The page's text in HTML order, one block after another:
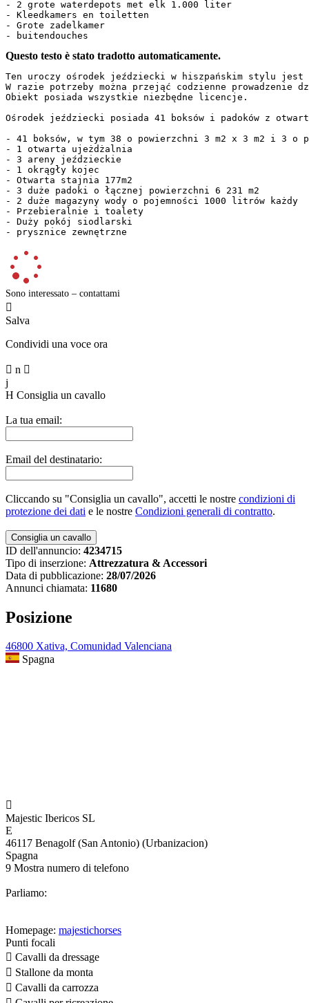
- 2 grote waterdepots met elk 1.000 liter
- Kleedkamers en toiletten
- Grote zadelkamer
- buitendouches
Questo testo è stato tradotto automaticamente.
Ten uroczy ośrodek jeździecki w hiszpańskim stylu
W razie potrzeby można przejąć codzienne
Obiekt posiada wszystkie niezbędne licencje.
Ośrodek jeździecki posiada 41 boksów i padoków z
- 41 boksów, w tym 38 o powierzchni 3 m2 x 3 m2 i 3 o
- 1 otwarta ujeżdżalnia
- 3 areny jeździeckie
- 1 okrągły kojec
- Otwarta stajnia 177m2
- 3 duże padoki o łącznej powierzchni 6 231 m2
- 2 duże magazyny wody o pojemności 1000 litrów każdy
- Przebieralnie i toalety
- Duży pokój siodlarski
- prysznice zewnętrzne
Sono interessato – contattami

Salva
Condividi una voce ora
 n 
j
H Consiglia un cavallo
La tua email:
Email del destinatario:
Cliccando su "Consiglia un cavallo", accetti le nostre condizioni di
protezione dei dati e le nostre Condizioni generali di contratto.
ID dell'annuncio: 4234715
Tipo di inserzione: Attrezzatura & Accessori
Data di pubblicazione: 28/07/2026
Annunci chiamata: 11680
Posizione
46800 Xativa, Comunidad Valenciana
Spagna

Majestic Ibericos SL
E
46117 Benagolf (San Antonio) (Urbanizacion)
Spagna
9 Mostra numero di telefono
Parliamo:
Homepage: majestichorses
Punti focali
 Cavalli da dressage
 Stallone da monta
 Cavalli da carrozza